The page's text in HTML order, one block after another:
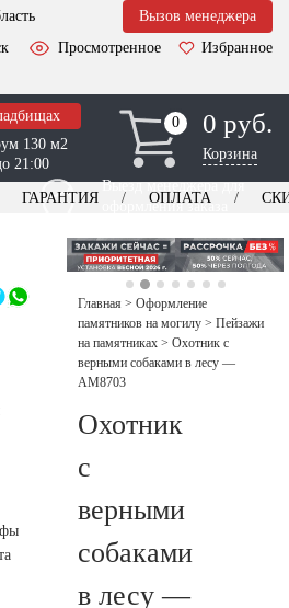
Вызов менеджера
Просмотренное
Избранное
130 м2
21:00
0
0 0 руб.
Корзина
Выезд менеджера для
оформления заказа
ГАРАНТИЯ ОПЛАТА
Главная > Оформление
памятников на могилу > Пейзажи
на памятниках > Охотник с
верными собаками в лесу —
AM8703
Охотник
с
верными
собаками
в лесу —